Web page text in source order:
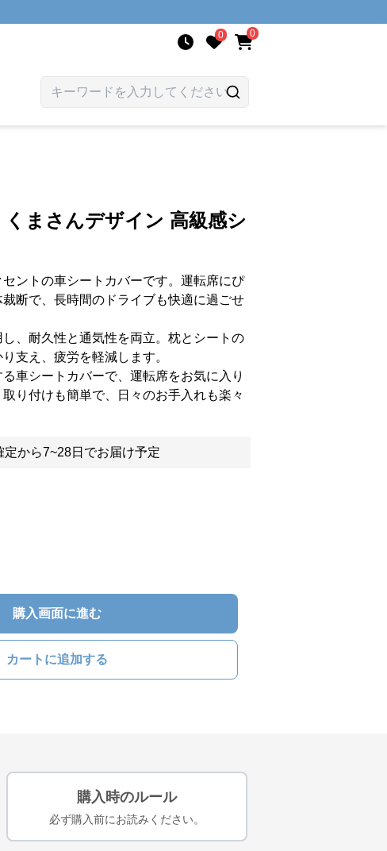
0 0
まさんデザイン 高級感シ
ントの車シートカバーです。運転席にぴ
断で、長時間のドライブも快適に過ごせ
、耐久性と通気性を両立。枕とシートの
支え、疲労を軽減します。
車シートカバーで、運転席をお気に入り
り付けも簡単で、日々のお手入れも楽々
定から7~28日でお届け予定
購入画面に進む
カートに追加する
購入時のルール
必ず購入前にお読みください。